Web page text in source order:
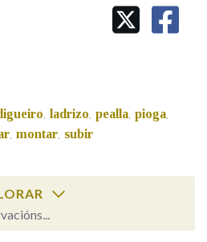
IDENTIDADE CORPORATIVA
MARCIAL DEL ADALID
FIGURAS HOMENAXEADAS
PORTAL DAS PALABRAS
, ladrizo, pealla, pioga,
, montar, subir